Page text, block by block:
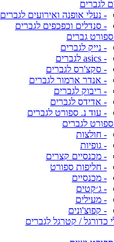
לגברים
- נעלי אופנה ואירועים לגברים
- סנדלים וכפכפים לגברים
ספורט גברים
- נייק לגברים
- asics לגברים
- סקצ'רס לגברים
- אנדר ארמור לגברים
- ריבוק לגברים
- אדידס לגברים
- עוד נ. ספורט לגברים
ספורט לגברים
- חולצות
- גופיות
- מכנסיים קצרים
- חליפות ספורט
- מכנסיים
- ג׳קטים
- מעילים
- קפוצ'ונים
כדורגל / קטרגל לגברים